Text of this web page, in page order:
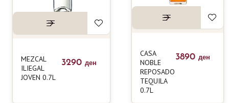
MEZCAL
ILIEGAL
JOVEN 0.7L
3290 ден
CASA
NOBLE
REPOSADO
TEQUILA
0.7L
3890 ден